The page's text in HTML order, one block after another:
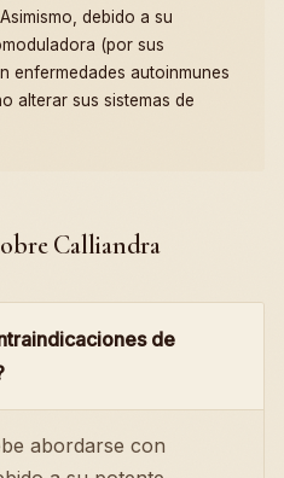
debido a su
(por sus
enfermedades autoinmunes
alterar sus sistemas de
Calliandra
de
abordarse con